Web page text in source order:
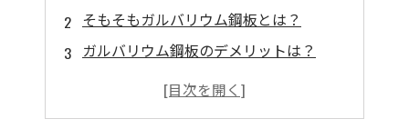
そもそもガルバリウム鋼板とは？
ガルバリウム鋼板のデメリットは？
外壁塗装が必要な理由